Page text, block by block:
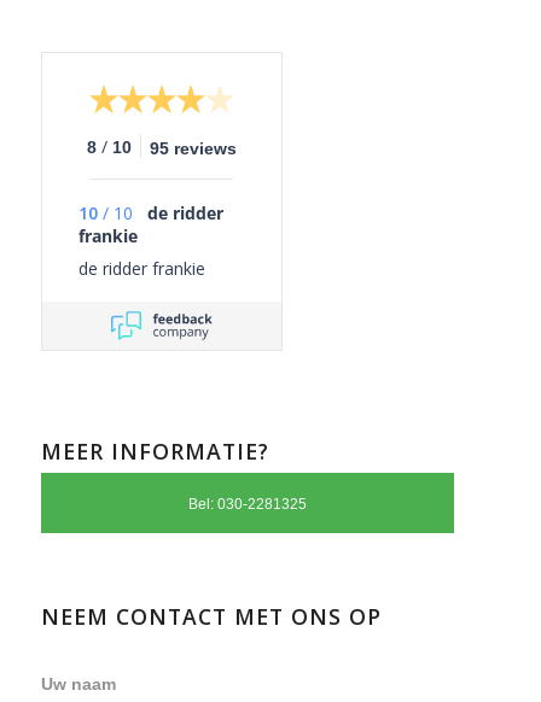
8 / 10 95 reviews
10 / 10
de ridder
frankie
de ridder frankie
MEER INFORMATIE?
Bel: 030-2281325
NEEM CONTACT MET ONS OP
Uw naam